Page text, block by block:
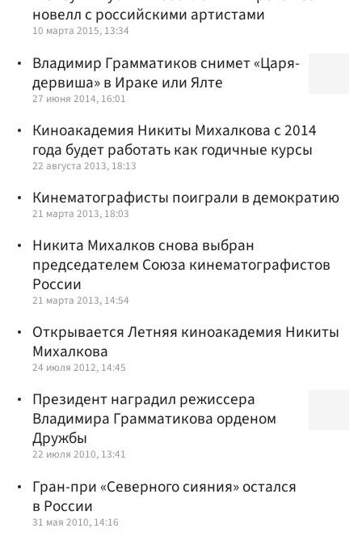
новелл с российскими артистами
10 марта 2015, 13:34
Владимир Грамматиков снимет «Царя-
дервиша» в Ираке или Ялте
27 июня 2014, 16:01
Киноакадемия Никиты Михалкова с 2014
года будет работать как годичные курсы
22 августа 2013, 18:13
Кинематографисты поиграли в демократию
21 марта 2013, 18:03
Никита Михалков снова выбран
председателем Союза кинематографистов
России
21 марта 2013, 14:54
Открывается Летняя киноакадемия Никиты
Михалкова
24 июля 2012, 14:45
Президент наградил режиссера
Владимира Грамматикова орденом
Дружбы
22 июля 2010, 13:41
Гран-при «Северного сияния» остался
в России
31 мая 2010, 14:16